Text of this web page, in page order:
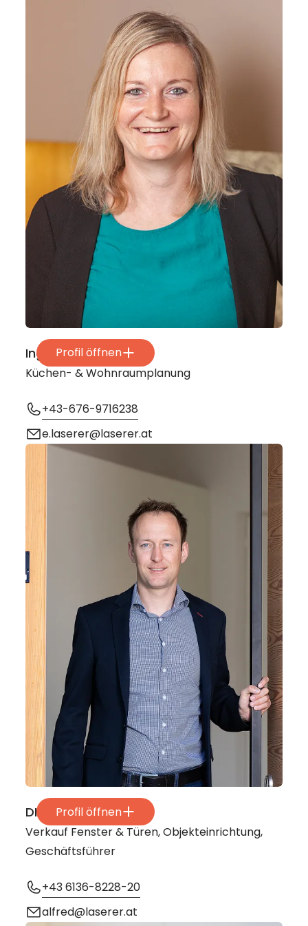
Profil öffnen
Ing. Elisabeth Laserer
Küchen- & Wohnraumplanung
+43-676-9716238
e.laserer@laserer.at
Profil öffnen
DI Alfred Laserer
Verkauf Fenster & Türen, Objekteinrichtung,
Geschäftsführer
+43 6136-8228-20
alfred@laserer.at